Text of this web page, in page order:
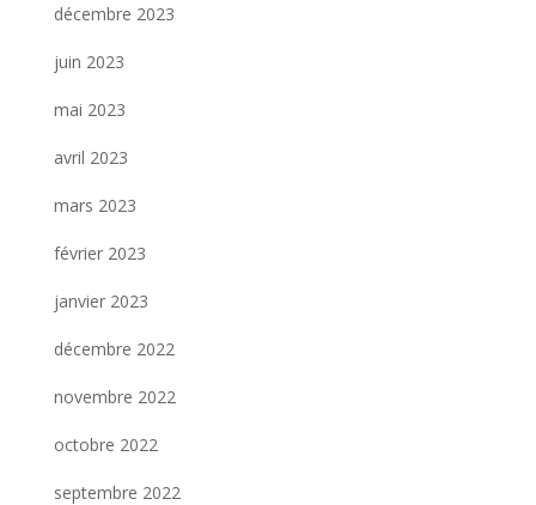
décembre 2023
juin 2023
mai 2023
avril 2023
mars 2023
février 2023
janvier 2023
décembre 2022
novembre 2022
octobre 2022
septembre 2022